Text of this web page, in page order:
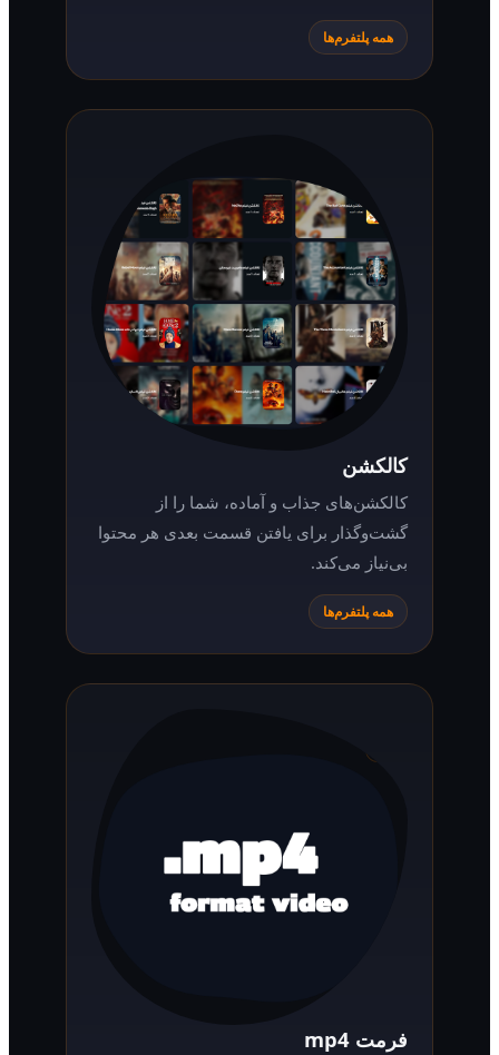
همه پلتفرم‌ها
کالکشن‌های جذاب و آماده، شما را از
گشت‌وگذار برای یافتن قسمت بعدی هر محتوا
بی‌نیاز می‌کند.
همه پلتفرم‌ها